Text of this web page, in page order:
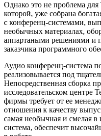
Однако это не проблема
которой, уже собрана
с конференц-системами,
необычных материалах,
аппартаными решениями и
заказчика программного
Аудио конференц-система
реализовывается под
Непосредственная сборка
исследовательском центре
фирмы требует от ее
отношения к качеству
самая необычная и смелая
система, обеспечит